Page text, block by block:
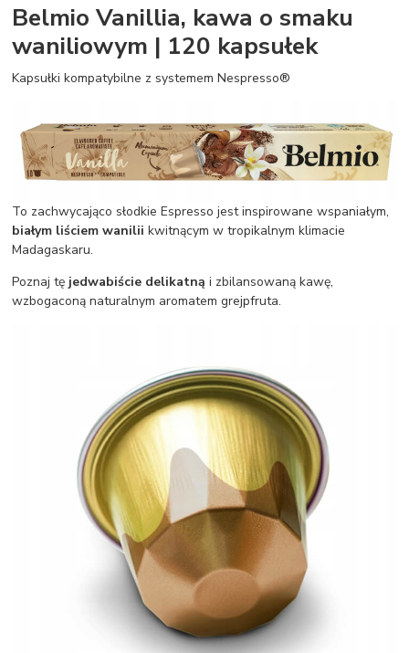
Belmio Vanillia, kawa o smaku
waniliowym | 120 kapsułek
Kapsułki kompatybilne z systemem Nespresso®
To zachwycająco słodkie Espresso jest inspirowane wspaniałym,
białym liściem wanilii kwitnącym w tropikalnym klimacie
Madagaskaru.
Poznaj tę jedwabiście delikatną i zbilansowaną kawę,
wzbogaconą naturalnym aromatem grejpfruta.